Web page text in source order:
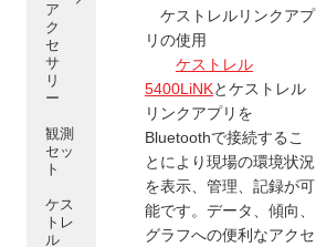
ア
ク
セ
サ
リ
ー
観測
セッ
ト
ケス
トレ
ル
ケストレルリンクアプ
リの使用
ケストレル
5400LiNKとケストレル
リンクアプリを
Bluetoothで接続するこ
とにより現場の環境状況
を表示、管理、記録が可
能です。データ、傾向、
グラフへの便利なアクセ